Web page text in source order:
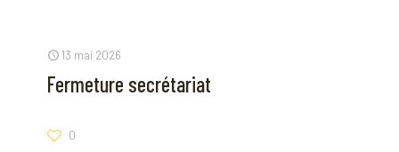
13 mai 2026
Fermeture secrétariat
0